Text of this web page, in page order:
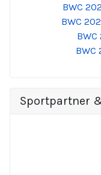
BWC
BWC
BWC
Sportpartner